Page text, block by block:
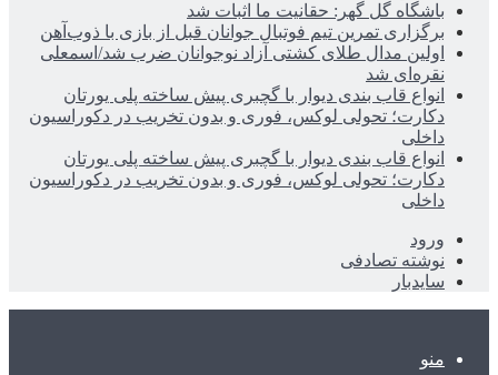
باشگاه گل گهر: حقانیت ما اثبات شد
برگزاری تمرین تیم فوتبال جوانان قبل از بازی با ذوب‌آهن
اولین مدال طلای کشتی آزاد نوجوانان ضرب شد/اسمعلی
نقره‌ای شد
انواع قاب بندی دیوار با گچبری پیش ساخته پلی یورتان
دکارت؛ تحولی لوکس، فوری و بدون تخریب در دکوراسیون
داخلی
انواع قاب بندی دیوار با گچبری پیش ساخته پلی یورتان
دکارت؛ تحولی لوکس، فوری و بدون تخریب در دکوراسیون
داخلی
ورود
نوشته تصادفی
سایدبار
منو